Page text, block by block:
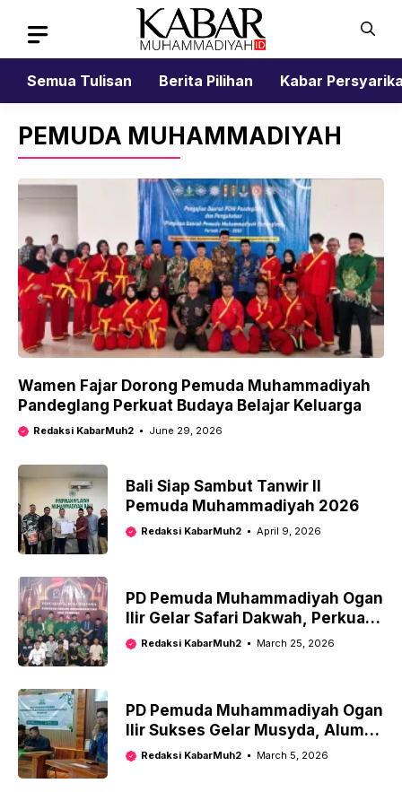
content
Semua Tulisan
Berita Pilihan Kabar
PEMUDA MUHAMMADIYAH
Wamen Fajar Dorong Pemuda Muhammadiyah
Pandeglang Perkuat Budaya Belajar Keluarga
Redaksi KabarMuh2 June 29, 2026
Bali Siap Sambut Tanwir II
Pemuda Muhammadiyah 2026
Redaksi KabarMuh2 April 9, 2026
PD Pemuda Muhammadiyah Ogan
Ilir Gelar Safari Dakwah, Perkuat
Spirit Dakwah dan Konsolidasi
Redaksi KabarMuh2 March 25, 2026
PD Pemuda Muhammadiyah Ogan
Ilir Sukses Gelar Musyda, Alumni
Timur Tengah Teruskan Tongkat
Redaksi KabarMuh2 March 5, 2026